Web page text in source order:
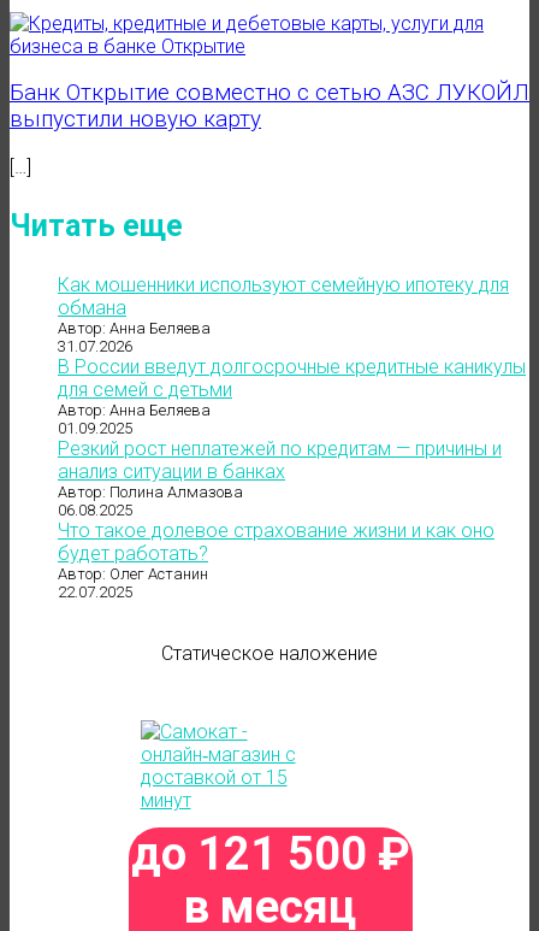
Банк Открытие совместно с сетью АЗС ЛУКОЙЛ
выпустили новую карту
[…]
Читать еще
Как мошенники используют семейную ипотеку для
обмана
Автор: Анна Беляева
31.07.2026
В России введут долгосрочные кредитные каникулы
для семей с детьми
Автор: Анна Беляева
01.09.2025
Резкий рост неплатежей по кредитам — причины и
анализ ситуации в банках
Автор: Полина Алмазова
06.08.2025
Что такое долевое страхование жизни и как оно
будет работать?
Автор: Олег Астанин
22.07.2025
Статическое наложение
до 121 500 ₽
в месяц